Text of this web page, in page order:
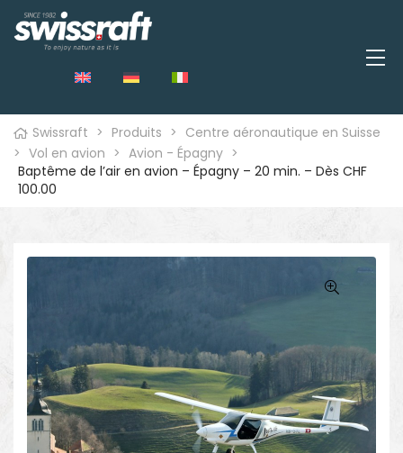
Swissraft > Produits > Centre aéronautique en Suisse
> Vol en avion > Avion - Épagny >
Baptême de l’air en avion – Épagny – 20 min. – Dès CHF
100.00